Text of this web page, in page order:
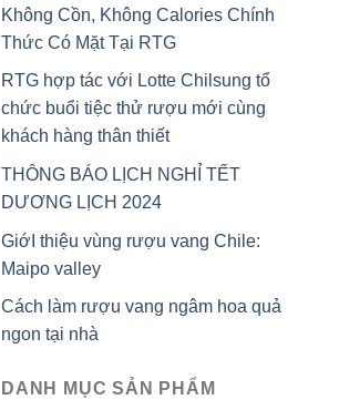
Không Cồn, Không Calories Chính
Thức Có Mặt Tại RTG
RTG hợp tác với Lotte Chilsung tổ
chức buổi tiệc thử rượu mới cùng
khách hàng thân thiết
THÔNG BÁO LỊCH NGHỈ TẾT
DƯƠNG LỊCH 2024
GiớI thiệu vùng rượu vang Chile:
Maipo valley
Cách làm rượu vang ngâm hoa quả
ngon tại nhà
DANH MỤC SẢN PHẨM